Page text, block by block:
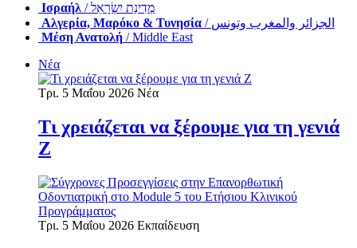
Ισραήλ
/ מְדִינַת יִשְׂרָאֵל
Αλγερία, Μαρόκο & Τυνησία
/ الجزائر والمغرب وتونس
Μέση Ανατολή / Middle East
Νέα
Τρι. 5 Μαΐου 2026 Νέα
Τι χρειάζεται να ξέρουμε για τη γενιά
Ζ
Τρι. 5 Μαΐου 2026 Εκπαίδευση